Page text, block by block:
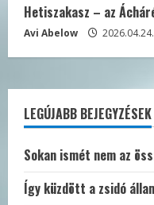
Hetiszakasz – az
Avi Abelow 2026.04.24.
LEGÚJABB BEJEGYZÉSEK
Sokan ismét nem az
Így küzdött a zsidó